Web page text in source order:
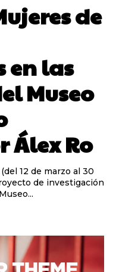
de
en las
Museo
Álex Ro
12 de marzo al 30